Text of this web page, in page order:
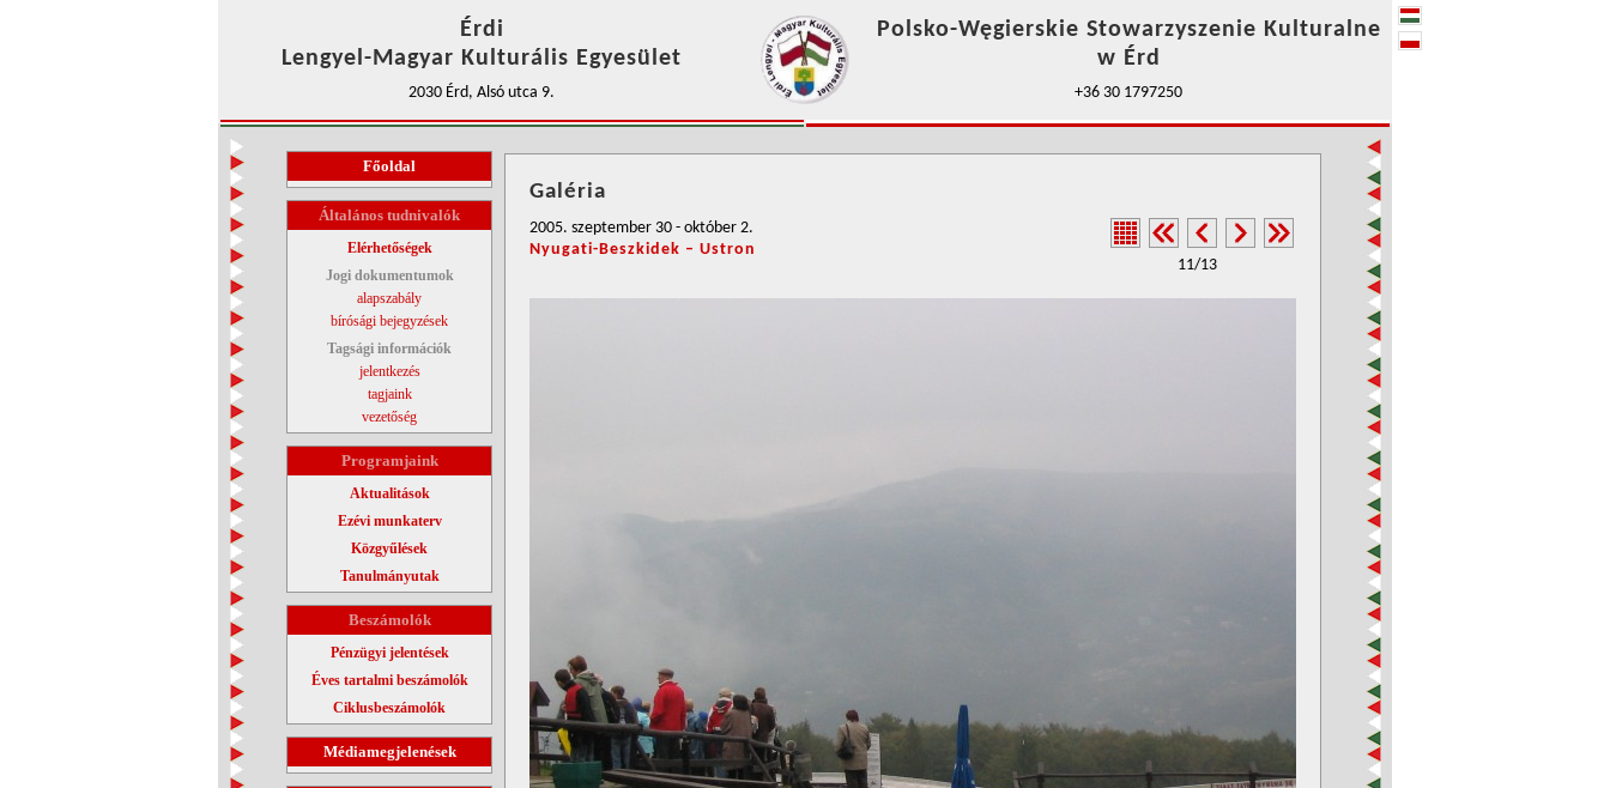
Érdi
Lengyel-Magyar Kulturális Egyesület
2030 Érd, Alsó utca 9.
Polsko-Węgierskie Stowarzyszenie Kulturalne
w Érd
+36 30 1797250
Főoldal
Általános tudnivalók
Elérhetőségek
Jogi dokumentumok
alapszabály
bírósági bejegyzések
Tagsági információk
jelentkezés
tagjaink
vezetőség
Programjaink
Aktualitások
Ezévi munkaterv
Közgyűlések
Tanulmányutak
Beszámolók
Pénzügyi jelentések
Éves tartalmi beszámolók
Ciklusbeszámolók
Médiamegjelenések
Galéria
2005. szeptember 30 - október 2.
Nyugati-Beszkidek – Ustron
11/13